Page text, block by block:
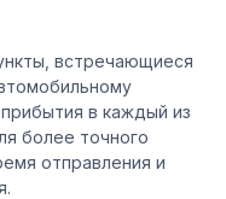
встречающиеся
в каждый из
более точного
отправления и